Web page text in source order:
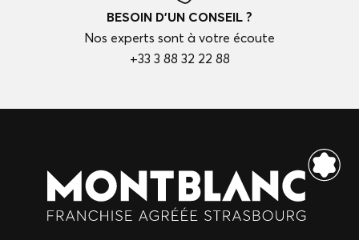
BESOIN D'UN CONSEIL ?
Nos experts sont à votre écoute
+33 3 88 32 22 88